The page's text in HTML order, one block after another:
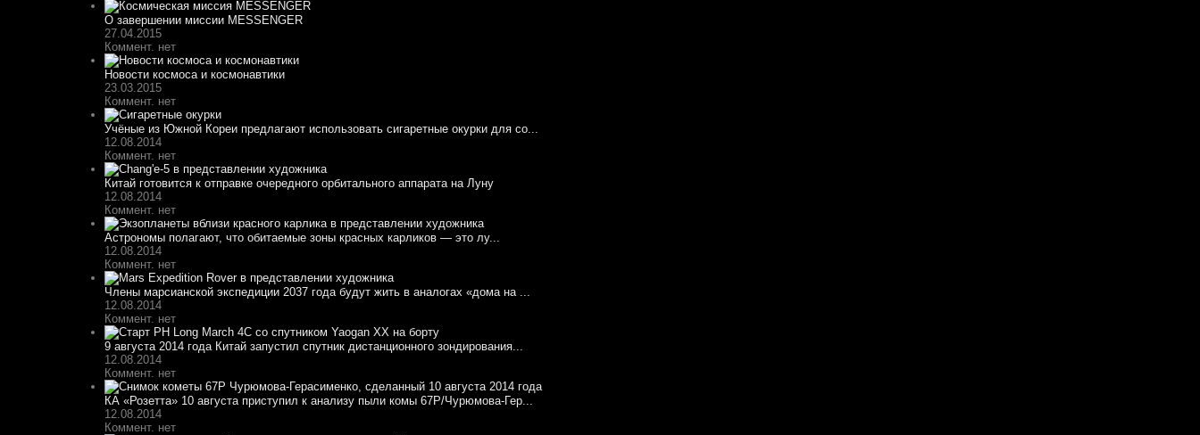
О завершении миссии MESSENGER
27.04.2015
Коммент. нет
Новости космоса и космонавтики
23.03.2015
Коммент. нет
Учёные из Южной Кореи предлагают использовать сигаретные окурки для со...
12.08.2014
Коммент. нет
Китай готовится к отправке очередного орбитального аппарата на Луну
12.08.2014
Коммент. нет
Астрономы полагают, что обитаемые зоны красных карликов — это лу...
12.08.2014
Коммент. нет
Члены марсианской экспедиции 2037 года будут жить в аналогах «дома на ...
12.08.2014
Коммент. нет
9 августа 2014 года Китай запустил спутник дистанционного зондирования...
12.08.2014
Коммент. нет
КА «Розетта» 10 августа приступил к анализу пыли комы 67P/Чурюмова-Гер...
12.08.2014
Коммент. нет